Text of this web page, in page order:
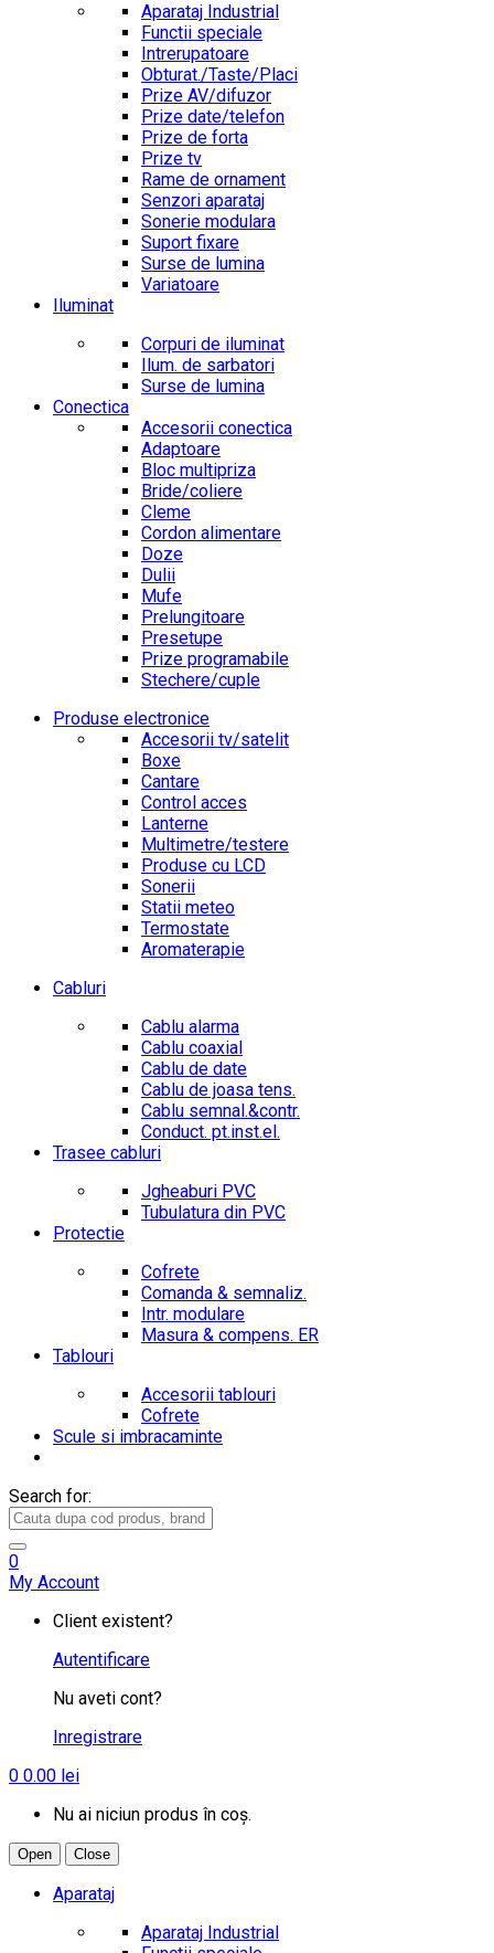
Aparataj Industrial
Functii speciale
Intrerupatoare
Obturat./Taste/Placi
Prize AV/difuzor
Prize date/telefon
Prize de forta
Prize tv
Rame de ornament
Senzori aparataj
Sonerie modulara
Suport fixare
Surse de lumina
Variatoare
Iluminat
Corpuri de iluminat
Ilum. de sarbatori
Surse de lumina
Conectica
Accesorii conectica
Adaptoare
Bloc multipriza
Bride/coliere
Cleme
Cordon alimentare
Doze
Dulii
Mufe
Prelungitoare
Presetupe
Prize programabile
Stechere/cuple
Produse electronice
Accesorii tv/satelit
Boxe
Cantare
Control acces
Lanterne
Multimetre/testere
Produse cu LCD
Sonerii
Statii meteo
Termostate
Aromaterapie
Cabluri
Cablu alarma
Cablu coaxial
Cablu de date
Cablu de joasa tens.
Cablu semnal.&contr.
Conduct. pt.inst.el.
Trasee cabluri
Jgheaburi PVC
Tubulatura din PVC
Protectie
Cofrete
Comanda & semnaliz.
Intr. modulare
Masura & compens. ER
Tablouri
Accesorii tablouri
Cofrete
Scule si imbracaminte
Search for:
0
My Account
Client existent?
Autentificare
Nu aveti cont?
Inregistrare
0 0.00 lei
Nu ai niciun produs în coș.
Open Close
Aparataj
Aparataj Industrial